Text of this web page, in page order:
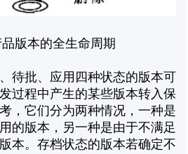
版本的全生命周期
待批、应用四种状态的版本可
过程中产生的某些版本转入保
，它们分为两种情况，一种是
的版本，另一种是由于不满足
本。存档状态的版本若确定不